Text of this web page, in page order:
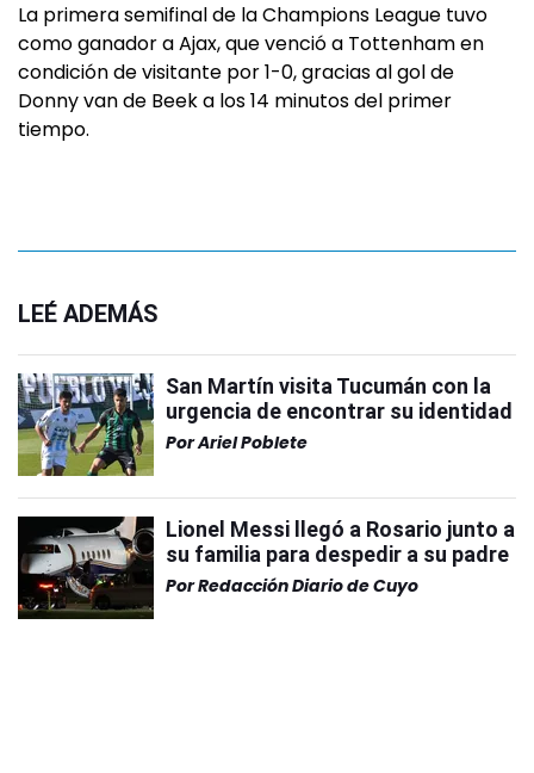
La primera semifinal de la Champions League tuvo
como ganador a Ajax, que venció a Tottenham en
condición de visitante por 1-0, gracias al gol de
Donny van de Beek a los 14 minutos del primer
tiempo.
LEÉ ADEMÁS
San Martín visita Tucumán con la
urgencia de encontrar su identidad
PorAriel Poblete
Lionel Messi llegó a Rosario junto a
su familia para despedir a su padre
PorRedacción Diario de Cuyo